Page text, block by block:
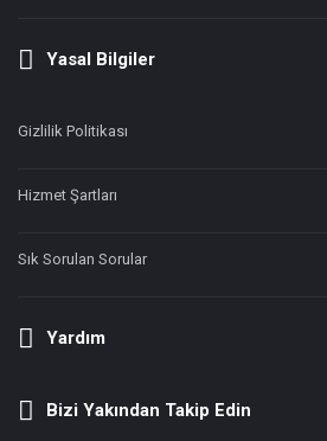
Yasal Bilgiler
Gizlilik Politikası
Hizmet Şartları
Sık Sorulan Sorular
Yardım
Bizi Yakından Takip Edin